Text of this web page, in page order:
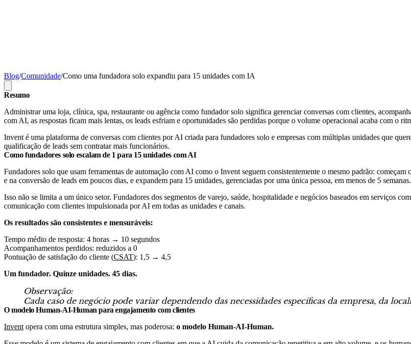
Blog/Comunidade/Como uma fundadora solo expandiu para 15 unidades com IA
Resumo
Administrar uma loja, clínica, spa, restaurante ou agência como fundador solo significa gerenciar conversas com clientes,
com AI, as respostas ficam mais lentas, os leads esfriam e oportunidades são perdidas porque o volume operacional acaba com o
Invent é uma plataforma de conversas com clientes por AI criada para fundadores solo e empresas com múltiplas unidades que
qualificação de leads sem contratar mais funcionários.
Como fundadores solo escalam de 1 para 15 unidades com AI
Fundadores solo que usam ferramentas de automação com AI como o Invent seguem consistentemente o mesmo padrão:
e na conversão de leads em poucos dias, e expandem para 15 unidades, gerenciadas por uma única pessoa, em menos de 5 semanas.
Isso não se limita a um único setor. Fundadores dos segmentos de varejo, saúde, hospitalidade e negócios baseados em serviços
comunicação com clientes impulsionada por AI em todas as unidades e canais.
Os resultados são consistentes e mensuráveis:
Tempo médio de resposta: 4 horas → 10 segundos
Acompanhamentos perdidos: reduzidos a 0
Pontuação de satisfação do cliente (CSAT): 1,5 → 4,5
Um fundador. Quinze unidades. 45 dias.
Observação:
Cada caso de negócio pode variar dependendo das necessidades específicas da empresa, da
O modelo Human-AI-Human para engajamento com clientes
Invent opera com uma estrutura simples, mas poderosa: o modelo Human-AI-Human.